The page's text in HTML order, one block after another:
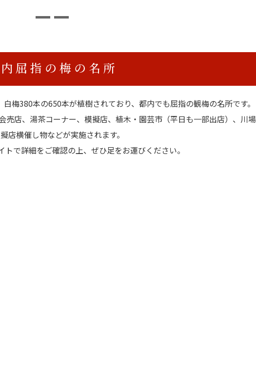
屈指の梅の名所
梅380本の650本が植樹されており、都内でも屈指の観梅の名所です。
売店、湯茶コーナー、模擬店、植木・園芸市（平日も一部出店）、川場
店横催し物などが実施されます。
で詳細をご確認の上、ぜひ足をお運びください。